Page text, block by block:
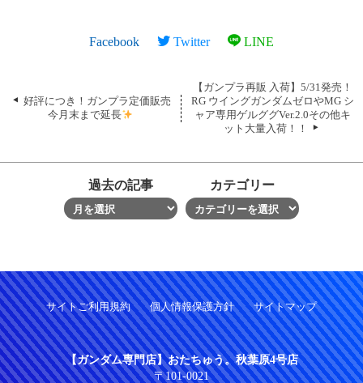
Facebook Twitter LINE
好評につき！ガンプラ定価販売
今月末まで延長
【ガンプラ再販 入荷】5/31発売！
RG ウイングガンダムゼロやMG シ
ャア専用ゲルググVer.2.0その他キ
ット大量入荷！！
過去の記事 カテゴリー
サイトご利用規約 個人情報保護方針 サイトマップ
【ガンダム専門店】おたちゅう。秋葉原4号店
〒101-0021